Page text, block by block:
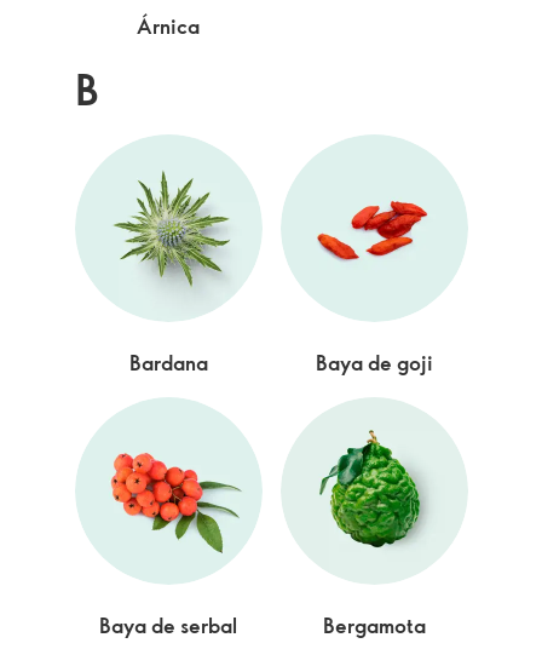
Árnica
B
Bardana Baya de goji
Baya de serbal Bergamota